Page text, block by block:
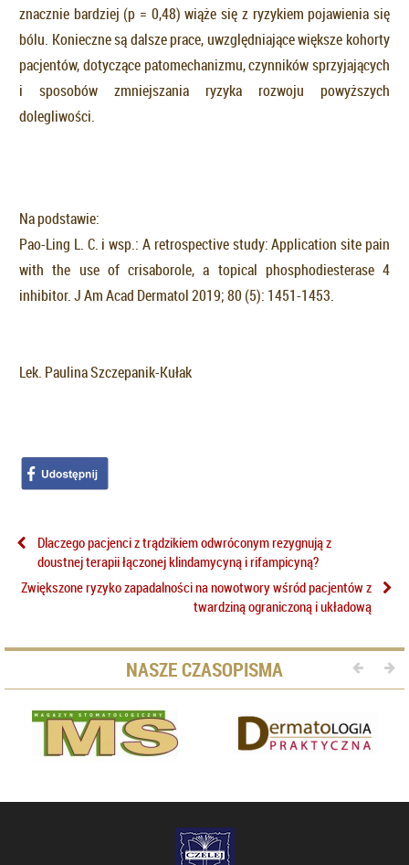
znacznie bardziej (p = 0,48) wiąże się z ryzykiem pojawienia się
bólu. Konieczne są dalsze prace, uwzględniające większe kohorty
pacjentów, dotyczące patomechanizmu, czynników sprzyjających
i sposobów zmniejszania ryzyka rozwoju powyższych
dolegliwości.
Na podstawie:
Pao-Ling L. C. i wsp.: A retrospective study: Application site pain
with the use of crisaborole, a topical phosphodiesterase 4
inhibitor. J Am Acad Dermatol 2019; 80 (5): 1451-1453.
Lek. Paulina Szczepanik-Kułak
Dlaczego pacjenci z trądzikiem odwróconym rezygnują z
doustnej terapii łączonej klindamycyną i rifampicyną?
Zwiększone ryzyko zapadalności na nowotwory wśród pacjentów z
twardziną ograniczoną i układową
NASZE CZASOPISMA